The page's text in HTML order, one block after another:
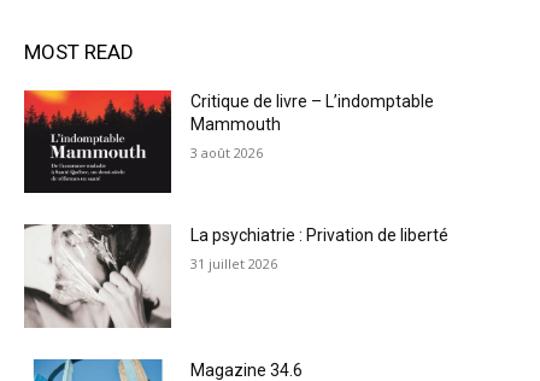
MOST READ
Critique de livre – L’indomptable
Mammouth
3 août 2026
La psychiatrie : Privation de liberté
31 juillet 2026
Magazine 34.6